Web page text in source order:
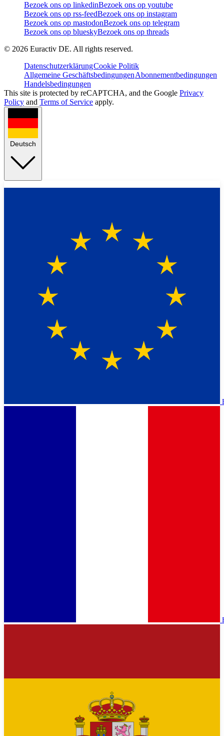
Bezoek ons op linkedinBezoek ons op youtube
Bezoek ons op rss-feedBezoek ons op instagram
Bezoek ons op mastodonBezoek ons op telegram
Bezoek ons op blueskyBezoek ons op threads
© 2026 Euractiv DE. All rights reserved.
DatenschutzerklärungCookie Politik
Allgemeine GeschäftsbedingungenAbonnementbedingungen
Handelsbedingungen
This site is protected by reCAPTCHA, and the Google Privacy
Policy and Terms of Service apply.
Deutsch